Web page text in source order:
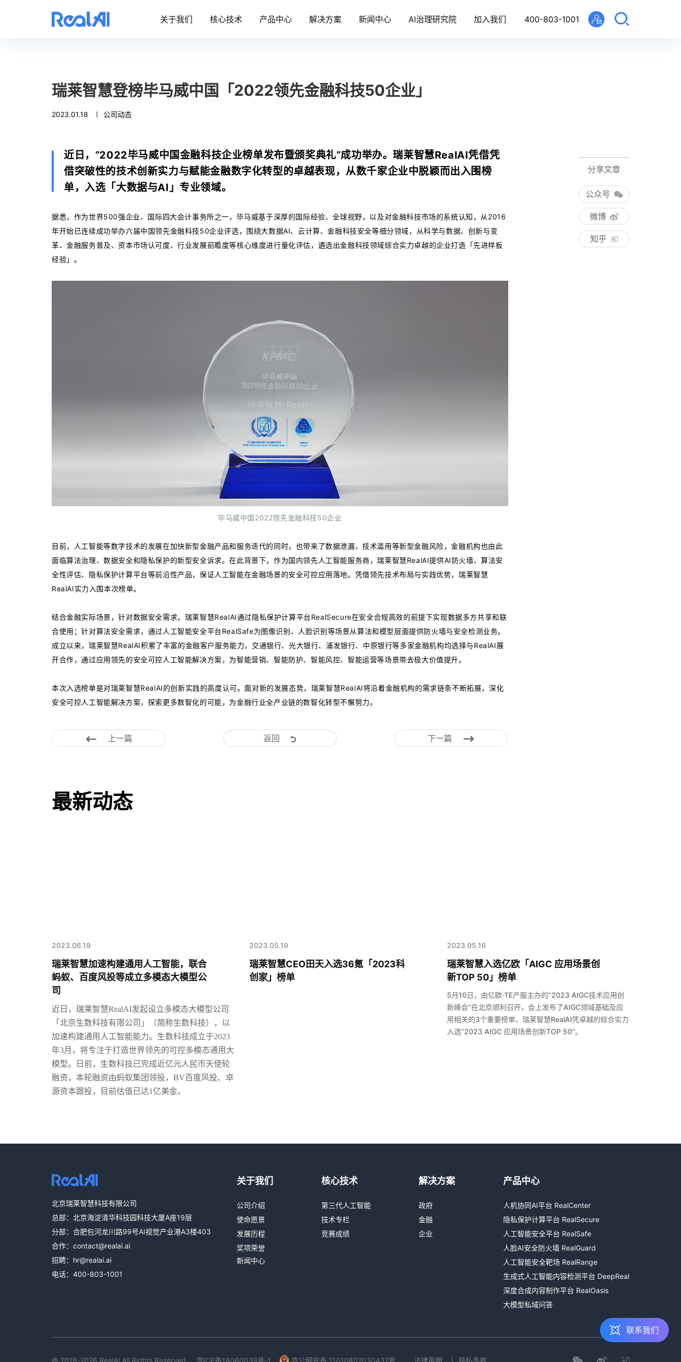
关于我们 核心技术 产品中心 解决方案 新闻中心 AI治理研究院 加入我们 400-803-1001
瑞莱智慧登榜毕马威中国「2022领先金融科技50企业」
2023.01.18 公司动态
近日，“2022毕马威中国金融科技企业榜单发布暨颁奖典礼”成功举办。瑞莱智慧RealAI凭借凭
借突破性的技术创新实力与赋能金融数字化转型的卓越表现，从数千家企业中脱颖而出入围榜
单，入选「大数据与AI」专业领域。
据悉，作为世界500强企业、国际四大会计事务所之一，毕马威基于深厚的国际经验、全球视野，以及对金融科技市场的系统认知，从2016
年开始已连续成功举办六届中国领先金融科技50企业评选，围绕大数据AI、云计算、金融科技安全等细分领域，从科学与数据、创新与变
革、金融服务普及、资本市场认可度、行业发展前瞻度等核心维度进行量化评估，遴选出金融科技领域综合实力卓越的企业打造「先进样板
经验」。
毕马威中国2022领先金融科技50企业
目前，人工智能等数字技术的发展在加快新型金融产品和服务迭代的同时，也带来了数据泄漏、技术滥用等新型金融风险，金融机构也由此
面临算法治理、数据安全和隐私保护的新型安全诉求。在此背景下，作为国内领先人工智能服务商，瑞莱智慧RealAI提供AI防火墙、算法安
全性评估、隐私保护计算平台等前沿性产品，保证人工智能在金融场景的安全可控应用落地。凭借领先技术布局与实践优势，瑞莱智慧
RealAI实力入围本次榜单。
结合金融实际场景，针对数据安全需求，瑞莱智慧RealAI通过隐私保护计算平台RealSecure在安全合规高效的前提下实现数据多方共享和联
合使用；针对算法安全需求，通过人工智能安全平台RealSafe为图像识别、人脸识别等场景从算法和模型层面提供防火墙与安全检测业务。
成立以来，瑞莱智慧RealAI积累了丰富的金融客户服务能力，交通银行、光大银行、浦发银行、中原银行等多家金融机构均选择与RealAI展
开合作，通过应用领先的安全可控人工智能解决方案，为智能营销、智能防护、智能风控、智能运营等场景带去极大价值提升。
本次入选榜单是对瑞莱智慧RealAI的创新实践的高度认可。面对新的发展态势，瑞莱智慧RealAI将沿着金融机构的需求链条不断拓展，深化
安全可控人工智能解决方案，探索更多数智化的可能，为金融行业全产业链的数智化转型不懈努力。
上一篇 返回 下一篇
分享文章
公众号
微博
知乎
最新动态
2023.06.19
瑞莱智慧加速构建通用人工智能，联合
蚂蚁、百度风投等成立多模态大模型公
司
近日，瑞莱智慧RealAI发起设立多模态大模型公司
「北京生数科技有限公司」（简称生数科技），以
加速构建通用人工智能能力。 生数科技成立于2023
年3月，将专注于打造世界领先的可控多模态通用大
模型。日前，生数科技已完成近亿元人民币天使轮
融资，本轮融资由蚂蚁集团领投，BV百度风投、卓
源资本跟投，目前估值已达1亿美金。
2023.05.19
瑞莱智慧CEO田天入选36氪「2023科
创家」榜单
2023.05.16
瑞莱智慧入选亿欧「AIGC 应用场景创
新TOP 50」榜单
5月10日，由亿欧·TE产服主办的“2023 AIGC技术应用创
新峰会”在北京顺利召开，会上发布了AIGC领域基础及应
用相关的3个重要榜单，瑞莱智慧RealAI凭卓越的综合实力
入选“2023 AIGC 应用场景创新TOP 50”。
北京瑞莱智慧科技有限公司
总部：北京海淀清华科技园科技大厦A座19层
分部：合肥包河龙川路99号AI视觉产业港A3楼403
合作： contact@realai.ai
招聘： hr@realai.ai
电话： 400-803-1001
关于我们
公司介绍
使命愿景
发展历程
奖项荣誉
新闻中心
核心技术
第三代人工智能
技术专栏
竞赛成绩
解决方案
政府
金融
企业
产品中心
人机协同AI平台 RealCenter
隐私保护计算平台 RealSecure
人工智能安全平台 RealSafe
人脸AI安全防火墙 RealGuard
人工智能安全靶场 RealRange
生成式人工智能内容检测平台 DeepReal
深度合成内容制作平台 RealOasis
大模型私域问答
法律声明 隐私条款
联系我们
400-803-1001
邮件咨询
contact@realai.ai
留言咨询
在线表单沟通需求